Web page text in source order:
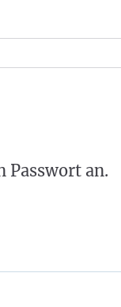
Passwort an.